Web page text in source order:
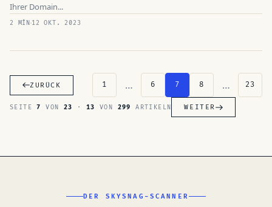
Ihrer Domain...
2 MÍN 12 OKT. 2023
ZURÜCK 1 … 6 7 8 … 23
SEITE7 VON 23 · 13 VON 299 ARTIKELN WEITER
DER SKYSNAG-SCANNER